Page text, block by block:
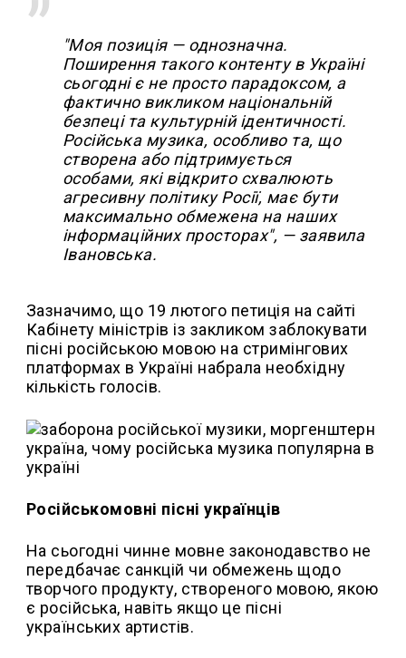
"Моя позиція — однозначна.
Поширення такого контенту в Україні
сьогодні є не просто парадоксом, а
фактично викликом національній
безпеці та культурній ідентичності.
Російська музика, особливо та, що
створена або підтримується
особами, які відкрито схвалюють
агресивну політику Росії, має бути
максимально обмежена на наших
інформаційних просторах", — заявила
Івановська.
Зазначимо, що 19 лютого петиція на сайті
Кабінету міністрів із закликом заблокувати
пісні російською мовою на стримінгових
платформах в Україні набрала необхідну
кількість голосів.
Російськомовні пісні українців
На сьогодні чинне мовне законодавство не
передбачає санкцій чи обмежень щодо
творчого продукту, створеного мовою, якою
є російська, навіть якщо це пісні
українських артистів.